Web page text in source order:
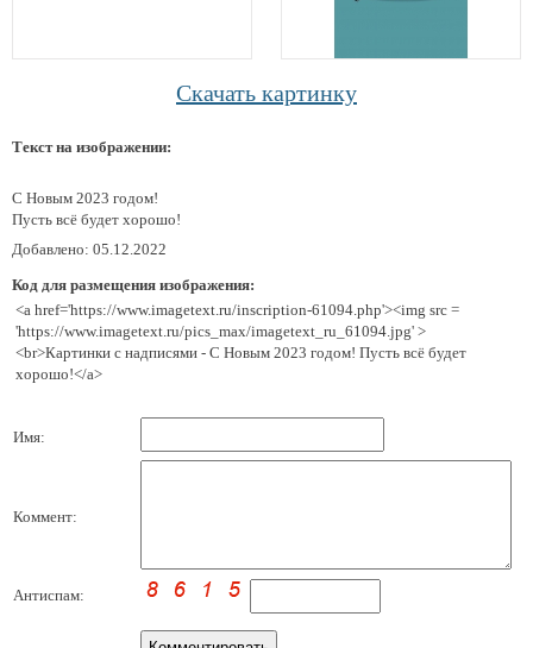
Скачать картинку
Текст на изображении:
С Новым 2023 годом!
Пусть всё будет хорошо!
Добавлено: 05.12.2022
Код для размещения изображения:
<a href='https://www.imagetext.ru/inscription-61094.php'><img src =
'https://www.imagetext.ru/pics_max/imagetext_ru_61094.jpg' >
<br>Картинки с надписями - С Новым 2023 годом! Пусть всё будет
хорошо!</a>
Имя:
Коммент:
Антиспам: